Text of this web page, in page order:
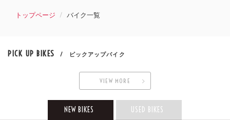
トップページ バイク一覧
PICK UP BIKES / ピックアップバイク
VIEW MORE
NEW BIKES USED BIKES